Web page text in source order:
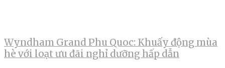
Wyndham Grand Phu Quoc: Khuấy động mùa
hè với loạt ưu đãi nghỉ dưỡng hấp dẫn